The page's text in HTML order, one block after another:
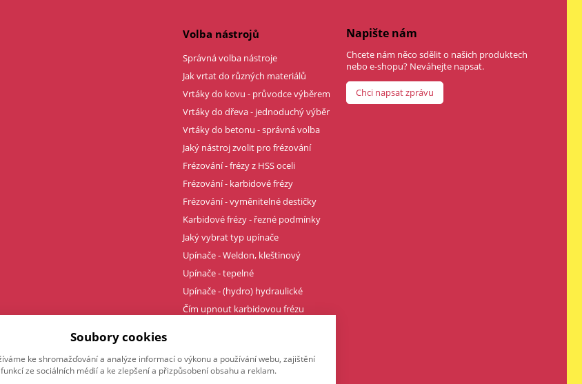
Volba nástrojů
Správná volba nástroje
Jak vrtat do různých materiálů
Vrtáky do kovu - průvodce výběrem
Vrtáky do dřeva - jednoduchý výběr
Vrtáky do betonu - správná volba
Jaký nástroj zvolit pro frézování
Frézování - frézy z HSS oceli
Frézování - karbidové frézy
Frézování - vyměnitelné destičky
Karbidové frézy - řezné podmínky
Jaký vybrat typ upínače
Upínače - Weldon, kleštinový
Upínače - tepelné
Upínače - (hydro) hydraulické
Čím upnout karbidovou frézu
Napište nám
Chcete nám něco sdělit o našich produktech
nebo e-shopu? Neváhejte napsat.
Chci napsat zprávu
Soubory cookies
ke shromažďování a analýze informací o výkonu a používání webu, zajištění
ze sociálních médií a ke zlepšení a přizpůsobení obsahu a reklam.